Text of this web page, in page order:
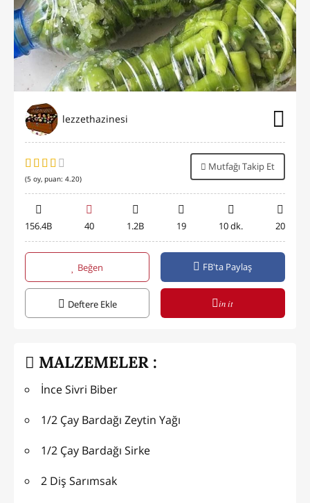
lezzethazinesi
(5 oy, puan: 4.20)
Mutfağı Takip Et
156.4B 40 1.2B 19 10 dk. 20
Beğen FB'ta Paylaş
Deftere Ekle in it
MALZEMELER :
İnce Sivri Biber
1/2 Çay Bardağı Zeytin Yağı
1/2 Çay Bardağı Sirke
2 Diş Sarımsak